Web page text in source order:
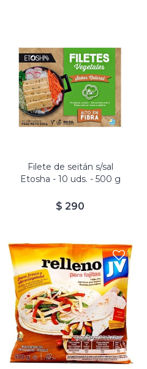
Filete de seitán s/sal
Etosha - 10 uds. - 500 g
$ 290